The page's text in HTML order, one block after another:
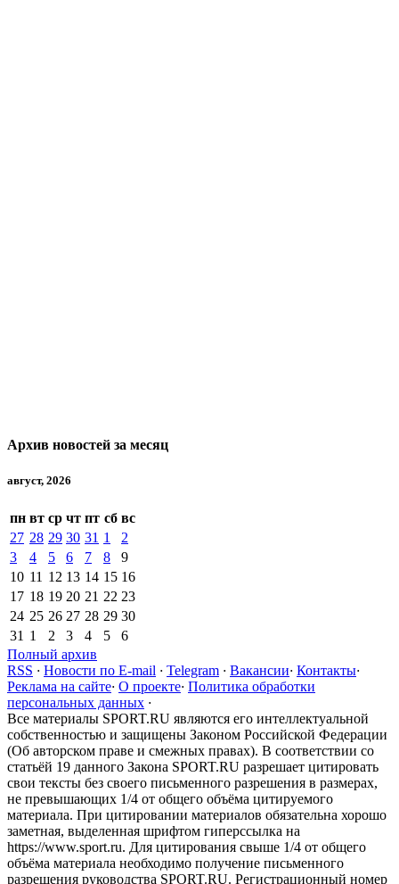
Архив новостей за месяц
август, 2026
пн вт ср чт пт сб вс
27 28 29 30 31 1
2
3
4 5 6 7 8
9
10 11 12 13 14 15 16
17 18 19 20 21 22 23
24 25 26 27 28 29 30
31 1 2 3 4 5
6
Полный архив
RSS · Новости по E-mail · Telegram · Вакансии· Контакты·
Реклама на сайте· О проекте· Политика обработки
персональных данных ·
Все материалы SPORT.RU являются его интеллектуальной
собственностью и защищены Законом Российской Федерации
(Об авторском праве и смежных правах). В соответствии со
статьёй 19 данного Закона SPORT.RU разрешает цитировать
свои тексты без своего письменного разрешения в размерах,
не превышающих 1/4 от общего объёма цитируемого
материала. При цитировании материалов обязательна хорошо
заметная, выделенная шрифтом гиперссылка на
https://www.sport.ru. Для цитирования свыше 1/4 от общего
объёма материала необходимо получение письменного
разрешения руководства SPORT.RU. Регистрационный номер